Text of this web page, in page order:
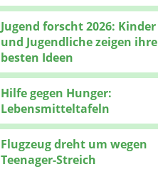
Jugend forscht 2026: Kinder
und Jugendliche zeigen ihre
besten Ideen
Hilfe gegen Hunger:
Lebensmitteltafeln
Flugzeug dreht um wegen
Teenager-Streich